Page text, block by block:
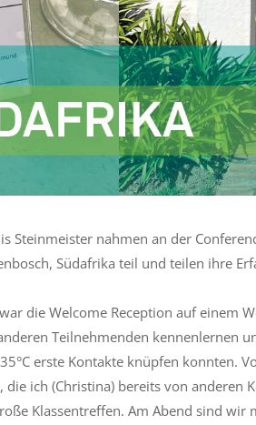
Steinmeister nahmen an der
Südafrika teil und teilen ihre
die Welcome Reception auf einem
Teilnehmenden kennenlernen
erste Kontakte knüpfen konnten.
ich (Christina) bereits von anderen
Klassentreffen. Am Abend sind wir